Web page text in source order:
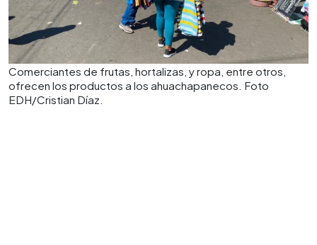
Comerciantes de frutas, hortalizas, y ropa, entre otros,
ofrecen los productos a los ahuachapanecos. Foto
EDH/Cristian Díaz.